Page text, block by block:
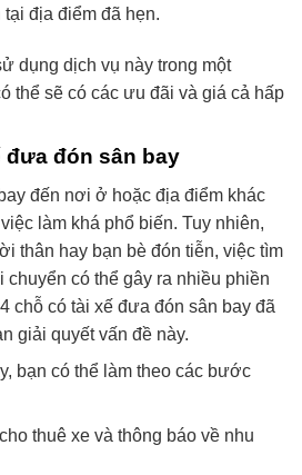
địa điểm đã hẹn.
dụng dịch vụ này trong một
thể sẽ có các ưu đãi và giá cả hấp
đưa đón sân bay
đến nơi ở hoặc địa điểm khác
làm khá phổ biến. Tuy nhiên,
thân hay bạn bè đón tiễn, việc tìm
có thể gây ra nhiều phiền
chỗ có tài xế đưa đón sân bay đã
giải quyết vấn đề này.
bạn có thể làm theo các bước
thuê xe và thông báo về nhu